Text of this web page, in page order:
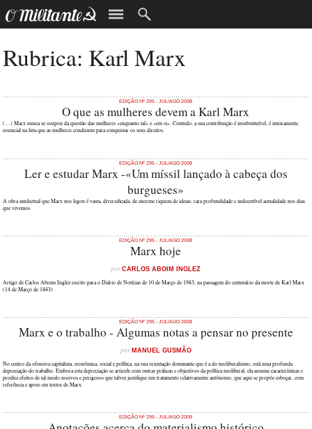
Rubrica: Karl Marx
EDIÇÃO Nº 295 - JUL/AGO 2008
O que as mulheres devem a Karl Marx
(…) Marx nunca se ocupou da questão das mulheres «enquanto tal» e «em si». Contudo, a sua contribuição é insubstituível, é inteiramente
essencial na luta que as mulheres conduzem para conquistar os seus direitos.
EDIÇÃO Nº 295 - JUL/AGO 2008
Ler e estudar Marx -«Um míssil lançado à cabeça dos
burgueses»
A obra intelectual que Marx nos legou é vasta, diversificada, de enorme riqueza de ideias, rara profundidade e indiscutível actualidade nos dias
que vivemos.
EDIÇÃO Nº 295 - JUL/AGO 2008
Marx hoje
porCARLOS ABOIM INGLEZ
Artigo de Carlos Aboim Inglez escrito para o Diário de Notícias de 10 de Março de 1983, na passagem do centenário da morte de Karl Marx
(14 de Março de 1883)
EDIÇÃO Nº 295 - JUL/AGO 2008
Marx e o trabalho - Algumas notas a pensar no presente
porMANUEL GUSMÃO
No centro da ofensiva capitalista, económica, social e política, na sua orientação dominante que é a do neoliberalismo, está uma profunda
depreciação do trabalho. Embora esta depreciação se articule com outras práticas e objectivos da política neoliberal, ela assume características e
produz efeitos de tal modo nocivos e perigosos que talvez justifique um tratamento relativamente autónomo, que aqui se propõe esboçar, com
referência e apoio em textos de Marx.
EDIÇÃO Nº 295 - JUL/AGO 2008